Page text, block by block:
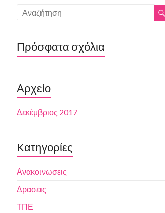
Πρόσφατα σχόλια
Αρχείο
Δεκέμβριος 2017
Kατηγορίες
Ανακοινωσεις
Δρασεις
ΤΠΕ